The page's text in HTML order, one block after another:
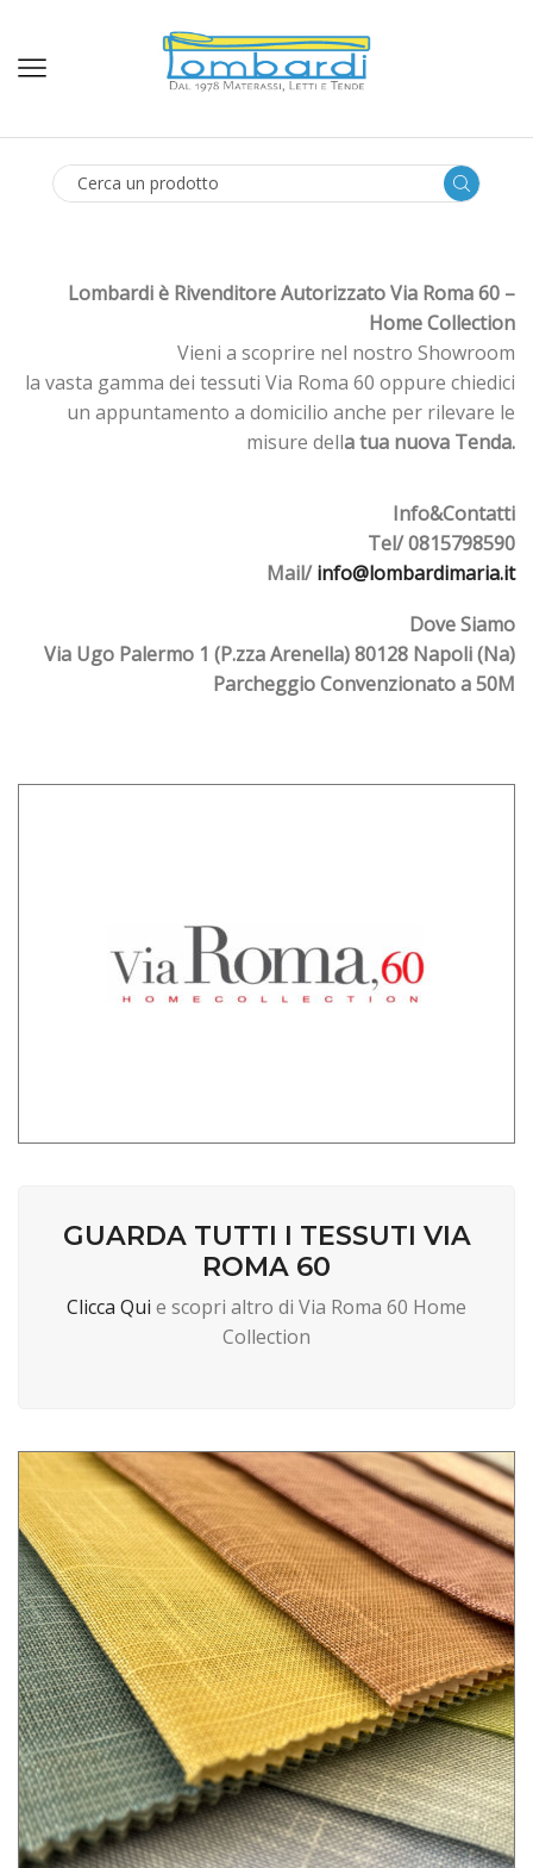
Lombardi è Rivenditore Autorizzato Via Roma 60 –
Home Collection
Vieni a scoprire nel nostro Showroom
la vasta gamma dei tessuti Via Roma 60 oppure chiedici
un appuntamento a domicilio anche per rilevare le
misure della tua nuova Tenda.
Info&Contatti
Tel/ 0815798590
Mail/info@lombardimaria.it
Dove Siamo
Via Ugo Palermo 1 (P.zza Arenella) 80128 Napoli (Na)
Parcheggio Convenzionato a 50M
GUARDA TUTTI I TESSUTI VIA
ROMA 60
Clicca Qui e scopri altro di Via Roma 60 Home
Collection